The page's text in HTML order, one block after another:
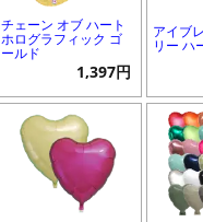
チェーン オブ ハート
ホログラフィック ゴ
ールド
1,397円
アイブ
リー ハ